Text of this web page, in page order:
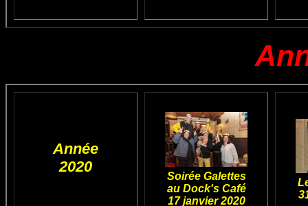
Année
2020
Soirée Galettes
au Dock's Café
17 janvier 2020